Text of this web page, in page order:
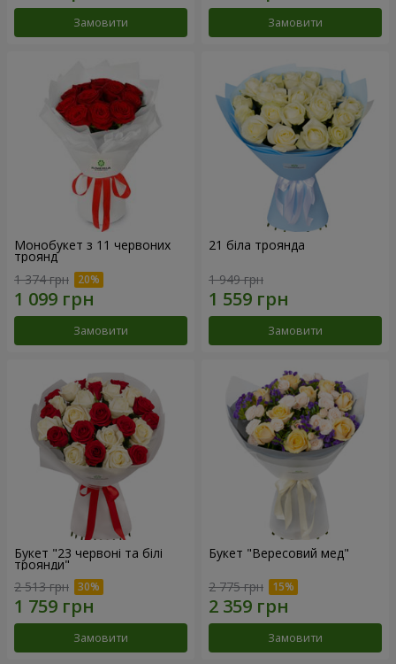
Замовити Замовити
Монобукет з 11 червоних
троянд
1 374 грн
Замовити
21 біла троянда
1 949 грн
Замовити
Букет "23 червоні та білі
троянди"
2 513 грн
Замовити
Букет "Вересовий мед"
2 775 грн
Замовити